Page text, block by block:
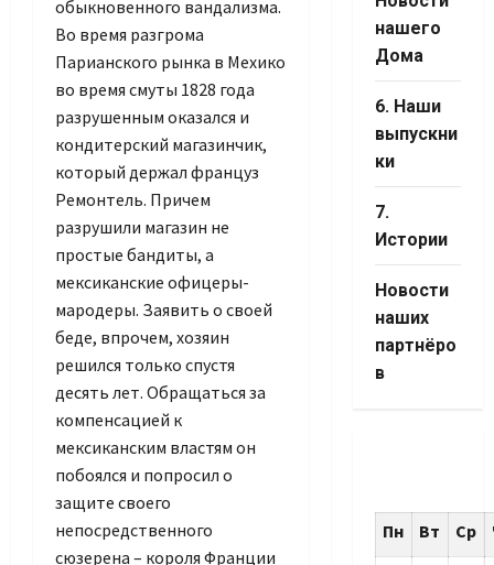
обыкновенного вандализма.
Во время разгрома
Парианского рынка в Мехико
во время смуты 1828 года
разрушенным оказался и
кондитерский магазинчик,
который держал француз
Ремонтель. Причем
разрушили магазин не
простые бандиты, а
мексиканские офицеры-
мародеры. Заявить о своей
беде, впрочем, хозяин
решился только спустя
десять лет. Обращаться за
компенсацией к
мексиканским властям он
побоялся и попросил о
защите своего
непосредственного
сюзерена – короля Франции
нашего
Дома
6. Наши
выпускни
ки
7.
Истории
Новости
наших
партнёро
в
Пн Вт Ср